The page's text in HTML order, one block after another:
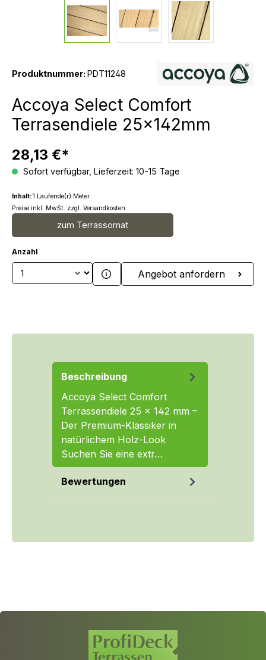
Produktnummer: PDT11248
Accoya Select Comfort
Terrasendiele 25x142mm
28,13 €*
Sofort verfügbar, Lieferzeit: 10-15 Tage
Inhalt:1 Laufende(r) Meter
Preise inkl. MwSt. zzgl. Versandkosten
zum Terrassomat
Anzahl
Produkt Anzahl: Gib denAngebot anfordern
Beschreibung
Accoya Select Comfort
Terrassendiele 25 × 142 mm –
Der Premium-Klassiker in
natürlichem Holz-Look
Suchen Sie eine extr…
Bewertungen